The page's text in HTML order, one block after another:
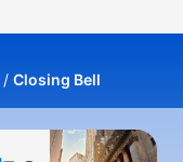
Closing Bell